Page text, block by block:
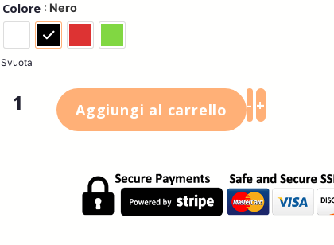
Colore : Nero
Svuota
- +
Aggiungi al carrello